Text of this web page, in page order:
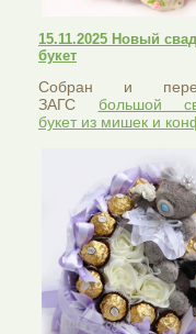
15.11.2025 Новый
букет
Собран и
ЗАГС большой
букет из мишек и